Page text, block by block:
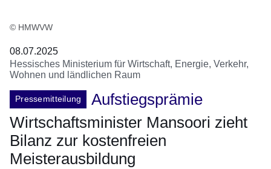
© HMWVW
08.07.2025
Hessisches Ministerium für Wirtschaft, Energie, Verkehr,
Wohnen und ländlichen Raum
Pressemitteilung
Aufstiegsprämie
Wirtschaftsminister Mansoori zieht
Bilanz zur kostenfreien
Meisterausbildung